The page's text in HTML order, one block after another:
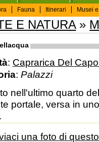
Fauna Itinerari Musei
E NATURA»
: Caprarica Del
: Palazzi
nell'ultimo quarto
portale, versa in
una foto di